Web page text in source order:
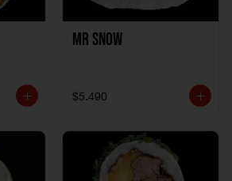
Mr Snow
$5.490